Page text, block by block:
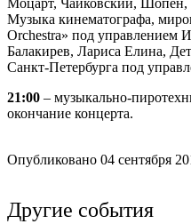
Музыка кинематографа,
Orchestra» под управлением
Балакирев, Лариса Елина,
Санкт-Петербурга под
21:00 – музыкально-
окончание концерта.
Опубликовано 04 сентября
Другие события